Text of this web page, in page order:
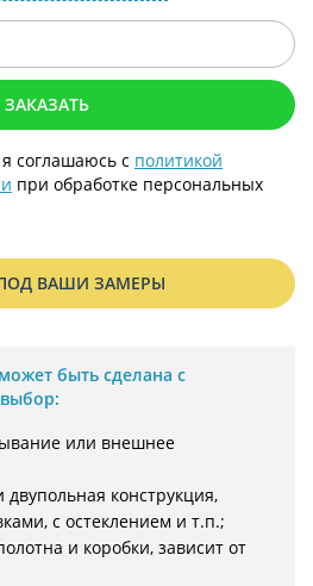
ЗАКАЗАТЬ
соглашаюсь с политикой
при обработке персональных
ВАШИ ЗАМЕРЫ
быть сделана с
или внешнее
конструкция,
с остеклением и т.п.;
и коробки, зависит от